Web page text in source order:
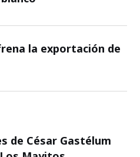
la exportación de
de César Gastélum